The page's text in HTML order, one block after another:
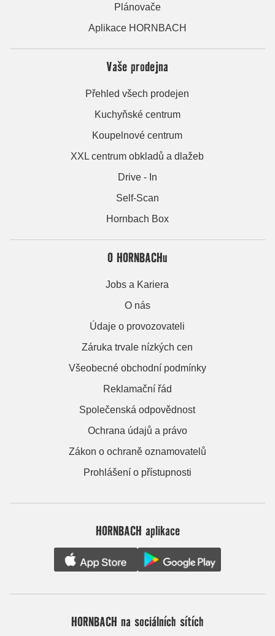
Plánovače
Aplikace HORNBACH
Vaše prodejna
Přehled všech prodejen
Kuchyňské centrum
Koupelnové centrum
XXL centrum obkladů a dlažeb
Drive - In
Self-Scan
Hornbach Box
O HORNBACHu
Jobs a Kariera
O nás
Údaje o provozovateli
Záruka trvale nízkých cen
Všeobecné obchodní podmínky
Reklamační řád
Společenská odpovědnost
Ochrana údajů a právo
Zákon o ochraně oznamovatelů
Prohlášení o přístupnosti
HORNBACH aplikace
HORNBACH na sociálních sítích